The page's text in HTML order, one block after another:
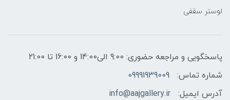
لوستر سقفی
پاسخگویی و مراجعه حضوری: 9:00 الی14:00 و 16:00 تا 21:00
شماره تماس:
09991939009
آدرس ایمیل:
info@aajgallery.ir